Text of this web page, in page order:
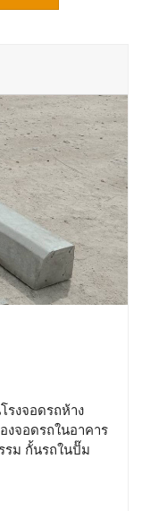
รงจอดรถห้าง
จอดรถในอาคาร
รม กั้นรถในปั๊ม